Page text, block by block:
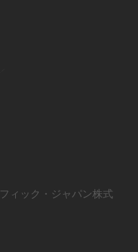
ィック・ジャパン株式